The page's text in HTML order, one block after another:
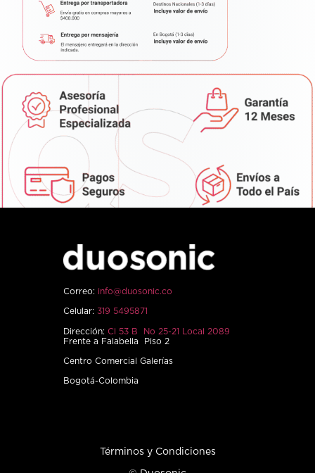
Correo: info@duosonic.co
Celular: 319 5495871
Dirección: Cl 53 B No 25-21 Local 2089
Frente a Falabella Piso 2
Centro Comercial Galerías
Bogotá-Colombia
Términos y Condiciones